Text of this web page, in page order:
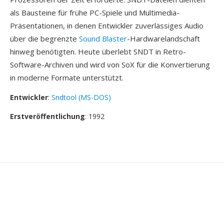
als Bausteine für frühe PC-Spiele und Multimedia-
Präsentationen, in denen Entwickler zuverlässiges Audio
über die begrenzte Sound Blaster-Hardwarelandschaft
hinweg benötigten. Heute überlebt SNDT in Retro-
Software-Archiven und wird von SoX für die Konvertierung
in moderne Formate unterstützt.
Entwickler: Sndtool (MS-DOS)
Erstveröffentlichung: 1992